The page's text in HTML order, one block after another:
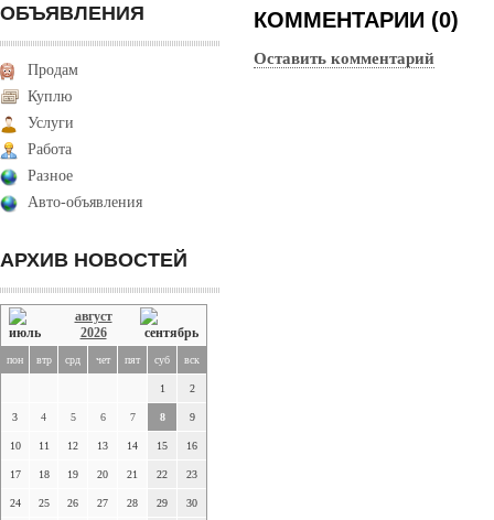
ОБЪЯВЛЕНИЯ
Продам
Куплю
Услуги
Работа
Разное
Авто-объявления
АРХИВ НОВОСТЕЙ
август
2026
пон втр срд чет пят суб вск
1 2
3 4 5 6 7 8 9
10 11 12 13 14 15 16
17 18 19 20 21 22 23
24 25 26 27 28 29 30
КОММЕНТАРИИ (0)
Оставить комментарий